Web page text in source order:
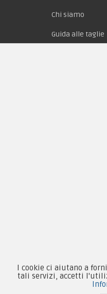
Chi siamo
Guida alle taglie
Contattaci
I cookie ci aiutano a
tali servizi, accetti